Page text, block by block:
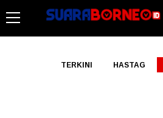
TERKINI HASTAG